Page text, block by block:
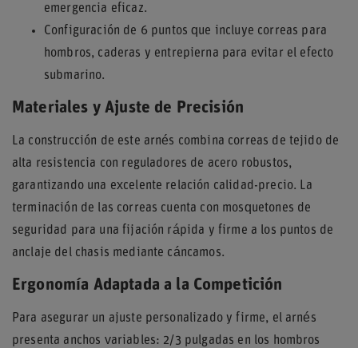
emergencia eficaz.
Configuración de 6 puntos que incluye correas para
hombros, caderas y entrepierna para evitar el efecto
submarino.
Materiales y Ajuste de Precisión
La construcción de este arnés combina correas de tejido de
alta resistencia con reguladores de acero robustos,
garantizando una excelente relación calidad-precio. La
terminación de las correas cuenta con mosquetones de
seguridad para una fijación rápida y firme a los puntos de
anclaje del chasis mediante cáncamos.
Ergonomía Adaptada a la Competición
Para asegurar un ajuste personalizado y firme, el arnés
presenta anchos variables: 2/3 pulgadas en los hombros